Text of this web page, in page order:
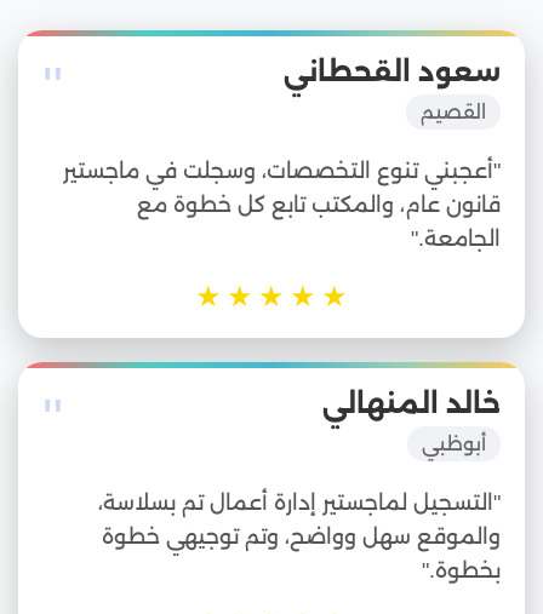
" سعود القحطاني
القصيم
"أعجبني تنوع التخصصات، وسجلت في ماجستير
قانون عام، والمكتب تابع كل خطوة مع
الجامعة."
★
★
★
★
★
" خالد المنهالي
أبوظبي
"التسجيل لماجستير إدارة أعمال تم بسلاسة،
والموقع سهل وواضح، وتم توجيهي خطوة
بخطوة."